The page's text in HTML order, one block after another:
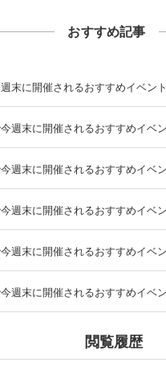
おすすめ記事
末に開催されるおすすめイベン
週末に開催されるおすすめイベ
週末に開催されるおすすめイベ
週末に開催されるおすすめイベ
週末に開催されるおすすめイベ
週末に開催されるおすすめイベ
閲覧履歴